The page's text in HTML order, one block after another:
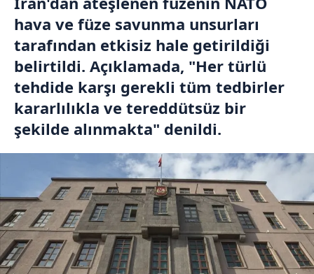
hava ve füze savunma unsurları
tarafından etkisiz hale getirildiği
belirtildi. Açıklamada, "Her türlü
tehdide karşı gerekli tüm tedbirler
kararlılıkla ve tereddütsüz bir
şekilde alınmakta" denildi.